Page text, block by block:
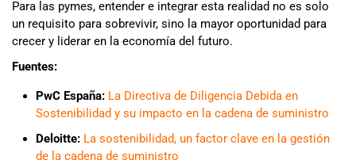
Para las pymes, entender e integrar esta realidad no es solo
un requisito para sobrevivir, sino la mayor oportunidad para
crecer y liderar en la economía del futuro.
Fuentes:
PwC España: La Directiva de Diligencia Debida en
Sostenibilidad y su impacto en la cadena de suministro
Deloitte: La sostenibilidad, un factor clave en la gestión
de la cadena de suministro